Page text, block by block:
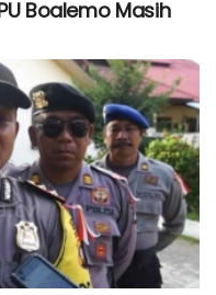
Boalemo Masih